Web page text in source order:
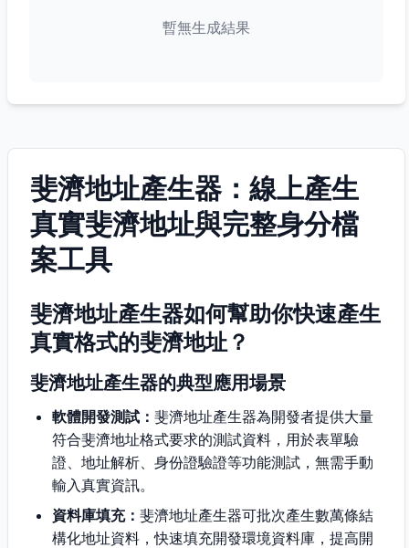
暫無生成結果
斐濟地址產生器：線上產生
真實斐濟地址與完整身分檔
案工具
斐濟地址產生器如何幫助你快速產生
真實格式的斐濟地址？
斐濟地址產生器的典型應用場景
軟體開發測試： 斐濟地址產生器為開發者提供大量
符合斐濟地址格式要求的測試資料，用於表單驗
證、地址解析、身份證驗證等功能測試，無需手動
輸入真實資訊。
資料庫填充： 斐濟地址產生器可批次產生數萬條結
構化地址資料，快速填充開發環境資料庫，提高開